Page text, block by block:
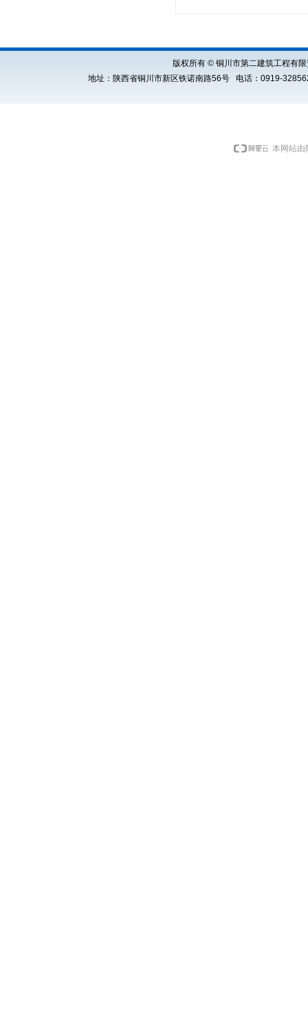
版权所有 © 铜川市第二建筑工程有
地址：陕西省铜川市新区铁诺南路56号 电话：0919-
本网站由